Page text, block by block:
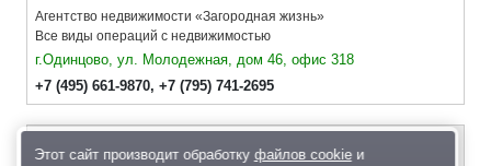
Агентство недвижимости «Загородная жизнь»
Все виды операций с недвижимостью
г.Одинцово, ул. Молодежная, дом 46, офис 318
+7 (495) 661-9870, +7 (795) 741-2695
«Одэкс-недвижимость»
Этот сайт производит обработку файлов cookieи